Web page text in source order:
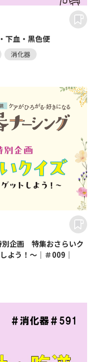
下血・黒色便
消化器
企画 特集おさらいク
よう！～｜＃009｜